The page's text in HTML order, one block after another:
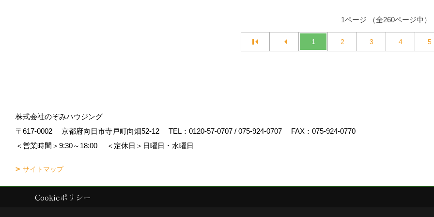
1ページ （全260ページ中）
1 2 3 4 5
株式会社のぞみハウジング
〒617-0002
京都府向日市寺戸町向畑52-12 TEL： 0120-57-0707 / 075-924-0707
FAX：075-924-0770
＜営業時間＞9:30～18:00
＜定休日＞日曜日・水曜日
サイトマップ
Copyright (c) Nozomi Housing. All Rights Reserved.
Cookieポリシー